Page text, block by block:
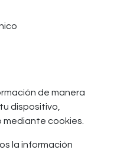
de manera
dispositivo,
cookies.
la información